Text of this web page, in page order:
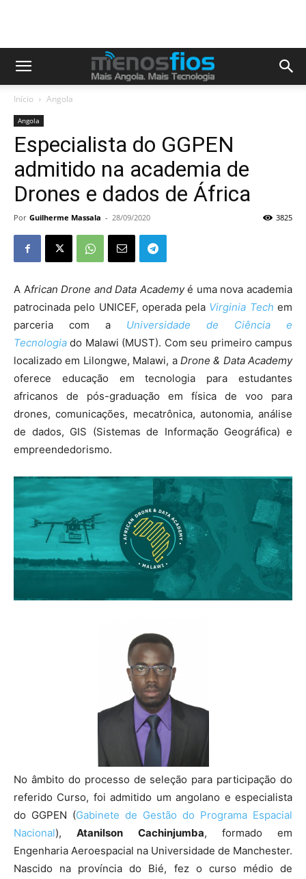
Início Angola
Angola
Especialista do GGPEN
admitido na academia de
Drones e dados de África
Por Guilherme Massala - 28/09/2020 3825
A African Drone and Data Academyé uma nova academia
patrocinada pelo UNICEF, operada pela Virginia Tech em
parceria com a Universidade de Ciência e
Tecnologia do Malawi (MUST). Com seu primeiro campus
localizado em Lilongwe, Malawi, a Drone & Data Academy
oferece educação em tecnologia para estudantes
africanos de pós-graduação em física de voo para
drones, comunicações, mecatrônica, autonomia, análise
de dados, GIS (Sistemas de Informação Geográfica) e
empreendedorismo.
No âmbito do processo de seleção para participação do
referido Curso, foi admitido um angolano e especialista
do GGPEN (Gabinete de Gestão do Programa Espacial
Nacional),Atanilson Cachinjumba, formado em
Engenharia Aeroespacial na Universidade de Manchester.
Nascido na província do Bié, fez o curso médio de